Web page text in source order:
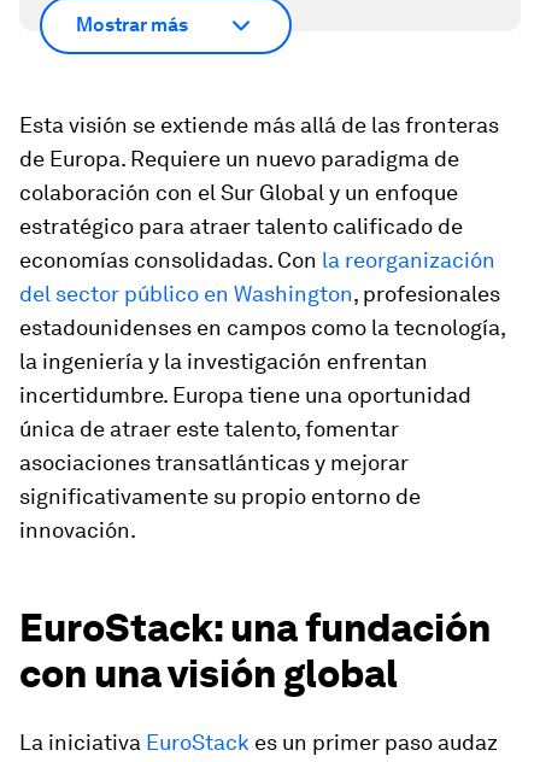
Mostrar más
Esta visión se extiende más allá de las fronteras
de Europa. Requiere un nuevo paradigma de
colaboración con el Sur Global y un enfoque
estratégico para atraer talento calificado de
economías consolidadas. Con la reorganización
del sector público en Washington, profesionales
estadounidenses en campos como la tecnología,
la ingeniería y la investigación enfrentan
incertidumbre. Europa tiene una oportunidad
única de atraer este talento, fomentar
asociaciones transatlánticas y mejorar
significativamente su propio entorno de
innovación.
EuroStack: una fundación
con una visión global
La iniciativa EuroStack es un primer paso audaz